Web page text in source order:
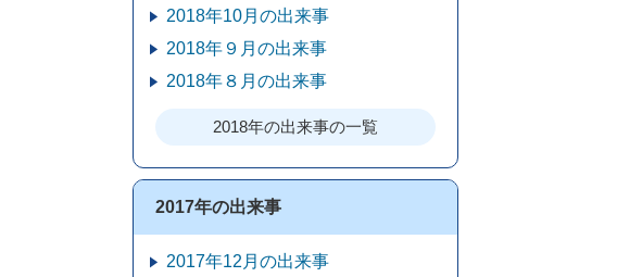
2018年10月の出来事
2018年９月の出来事
2018年８月の出来事
2018年の出来事の一覧
2017年の出来事
2017年12月の出来事